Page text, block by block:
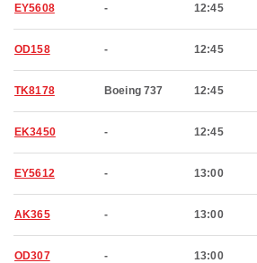
EY5608 - 12:45
OD158 - 12:45
TK8178 Boeing 737 12:45
EK3450 - 12:45
EY5612 - 13:00
AK365 - 13:00
OD307 - 13:00